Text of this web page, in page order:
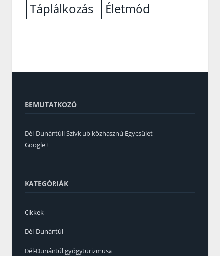
Táplálkozás Életmód
BEMUTATKOZÓ
Dél-Dunántúli Szívklub közhasznú Egyesület
Google+
KATEGÓRIÁK
Cikkek
Dél-Dunántúl
Dél-Dunántúl gyógyturizmusa